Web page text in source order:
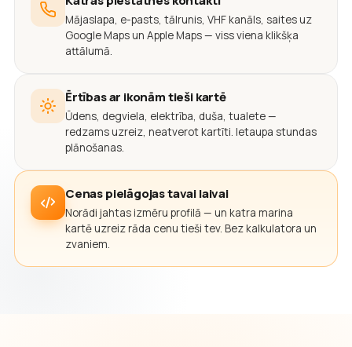
Mājaslapa, e-pasts, tālrunis, VHF kanāls, saites uz
Google Maps un Apple Maps — viss viena klikšķa
attālumā.
Ērtības ar ikonām tieši kartē
Ūdens, degviela, elektrība, duša, tualete —
redzams uzreiz, neatverot kartīti. Ietaupa stundas
plānošanas.
Cenas pielāgojas tavai laivai
Norādi jahtas izmēru profilā — un katra marina
kartē uzreiz rāda cenu tieši tev. Bez kalkulatora un
zvaniem.